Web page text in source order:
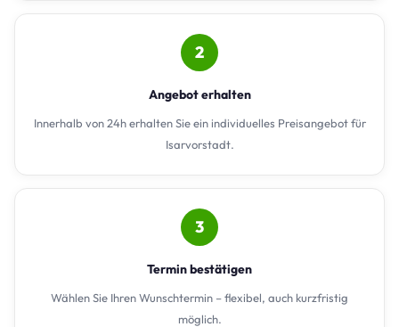
2
Angebot erhalten
Innerhalb von 24h erhalten Sie ein individuelles Preisangebot für
Isarvorstadt.
3
Termin bestätigen
Wählen Sie Ihren Wunschtermin – flexibel, auch kurzfristig
möglich.